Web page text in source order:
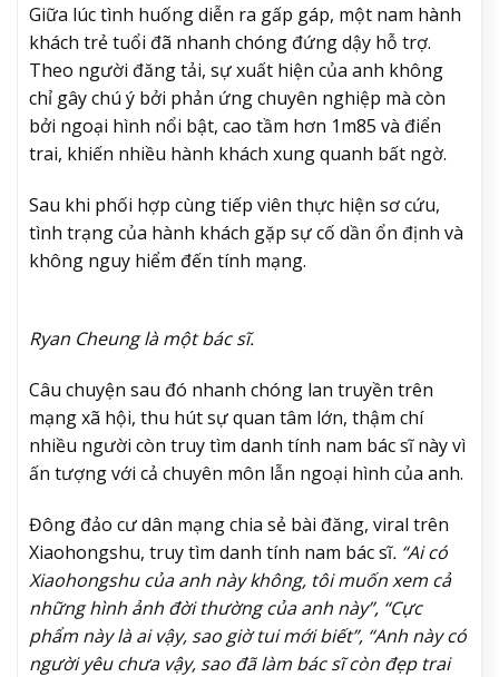
Giữa lúc tình huống diễn ra gấp gáp, một nam hành
khách trẻ tuổi đã nhanh chóng đứng dậy hỗ trợ.
Theo người đăng tải, sự xuất hiện của anh không
chỉ gây chú ý bởi phản ứng chuyên nghiệp mà còn
bởi ngoại hình nổi bật, cao tầm hơn 1m85 và điển
trai, khiến nhiều hành khách xung quanh bất ngờ.
Sau khi phối hợp cùng tiếp viên thực hiện sơ cứu,
tình trạng của hành khách gặp sự cố dần ổn định và
không nguy hiểm đến tính mạng.
Ryan Cheung là một bác sĩ.
Câu chuyện sau đó nhanh chóng lan truyền trên
mạng xã hội, thu hút sự quan tâm lớn, thậm chí
nhiều người còn truy tìm danh tính nam bác sĩ này vì
ấn tượng với cả chuyên môn lẫn ngoại hình của anh.
Đông đảo cư dân mạng chia sẻ bài đăng, viral trên
Xiaohongshu, truy tìm danh tính nam bác sĩ. “Ai có
Xiaohongshu của anh này không, tôi muốn xem cả
những hình ảnh đời thường của anh này”, “Cực
phẩm này là ai vậy, sao giờ tui mới biết”, “Anh này có
người yêu chưa vậy, sao đã làm bác sĩ còn đẹp trai